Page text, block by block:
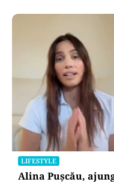
BUSINESS
TeraPlast (TRP)
profitabilitate sub